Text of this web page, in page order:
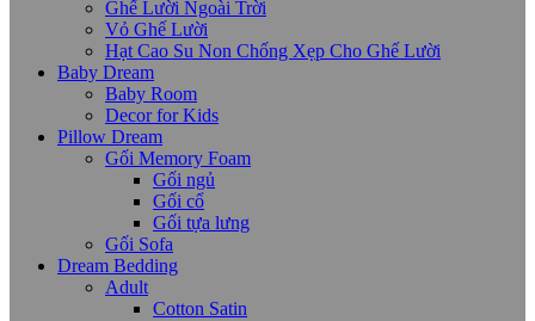
Ghế Lười Ngoài Trời
Vỏ Ghế Lười
Hạt Cao Su Non Chống Xẹp Cho Ghế Lười
Baby Dream
Baby Room
Decor for Kids
Pillow Dream
Gối Memory Foam
Gối ngủ
Gối cổ
Gối tựa lưng
Gối Sofa
Dream Bedding
Adult
Cotton Satin